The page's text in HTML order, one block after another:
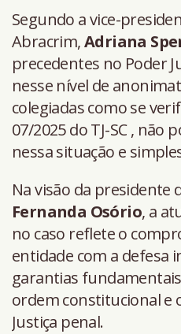
Segundo a vice-
Abracrim,Adriana
precedentes no Poder
nesse nível de
colegiadas como se
07/2025 do TJ-SC , não
nessa situação e
Na visão da presidente
Fernanda Osório, a
no caso reflete o
entidade com a defesa
garantias
ordem constitucional e
Justiça penal.